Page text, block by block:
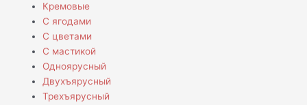
Кремовые
С ягодами
С цветами
С мастикой
Одноярусный
Двухъярусный
Трехъярусный